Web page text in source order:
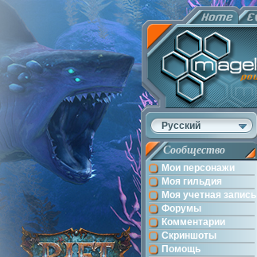
Русский
Сообщество
Мои персонажи
Моя гильдия
Моя учетная запись
Форумы
Комментарии
Скриншоты
Помощь